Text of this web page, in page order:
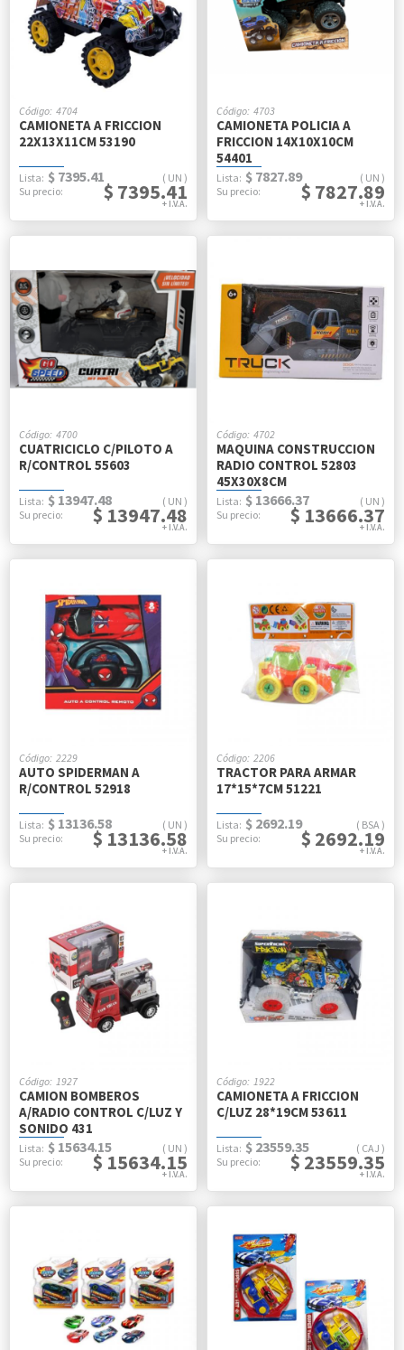
4704
CAMIONETA A FRICCION
22X13X11CM 53190
UN
$ 7395.41
$ 7395.41
4703
CAMIONETA POLICIA A
FRICCION 14X10X10CM
54401
UN
$ 7827.89
$ 7827.89
4700
CUATRICICLO C/PILOTO A
R/CONTROL 55603
UN
$ 13947.48
$ 13947.48
4702
MAQUINA CONSTRUCCION
RADIO CONTROL 52803
45X30X8CM
UN
$ 13666.37
$ 13666.37
2229
AUTO SPIDERMAN A
R/CONTROL 52918
UN
$ 13136.58
$ 13136.58
2206
TRACTOR PARA ARMAR
17*15*7CM 51221
BSA
$ 2692.19
$ 2692.19
1927
CAMION BOMBEROS
A/RADIO CONTROL C/LUZ Y
SONIDO 431
UN
$ 15634.15
$ 15634.15
1922
CAMIONETA A FRICCION
C/LUZ 28*19CM 53611
CAJ
$ 23559.35
$ 23559.35